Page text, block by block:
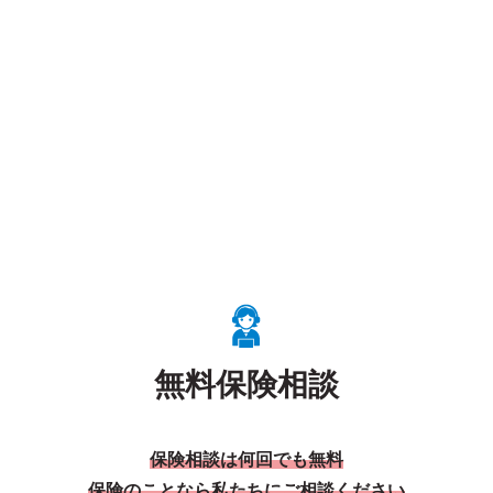
無料保険相談
保険相談は何回でも無料